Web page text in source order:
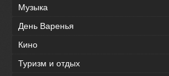
Музыка
День Варенья
Кино
Туризм и отдых